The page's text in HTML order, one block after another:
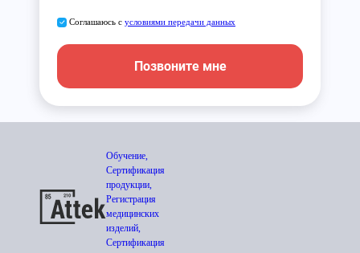
Соглашаюсь с условиями передачи данных
Позвоните мне
Обучение,
Сертификация
продукции,
Регистрация
медицинских
изделий,
Сертификация